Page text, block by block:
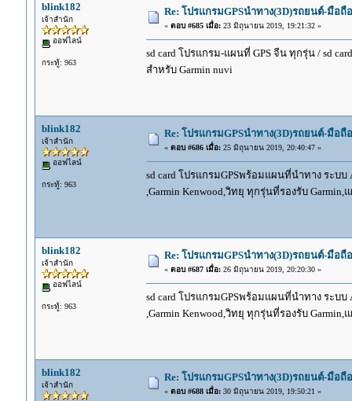
blink182
เจ้าสำนัก
ออฟไลน์
กระทู้: 963
Re: โปรแกรมGPSนำทาง(3D)รถยนต์-มือ
« ตอบ #685 เมื่อ:23 มิถุนายน 2019, 19:21:32 »
sd card โปรแกรม-แผนที่ GPS จีน ทุกรุ่น / sd
สำหรับ Garmin nuvi
blink182
เจ้าสำนัก
ออฟไลน์
กระทู้: 963
Re: โปรแกรมGPSนำทาง(3D)รถยนต์-มือ
« ตอบ #686 เมื่อ:25 มิถุนายน 2019, 20:40:47 »
sd card โปรแกรมGPSพร้อมแผนที่นำทาง ระบบ
,Garmin Kenwood,วิทยุ ทุกรุ่นที่รองรับ
blink182
เจ้าสำนัก
ออฟไลน์
กระทู้: 963
Re: โปรแกรมGPSนำทาง(3D)รถยนต์-มือ
« ตอบ #687 เมื่อ:26 มิถุนายน 2019, 20:20:30 »
sd card โปรแกรมGPSพร้อมแผนที่นำทาง ระบบ
,Garmin Kenwood,วิทยุ ทุกรุ่นที่รองรับ
blink182
เจ้าสำนัก
Re: โปรแกรมGPSนำทาง(3D)รถยนต์-มือ
« ตอบ #688 เมื่อ:30 มิถุนายน 2019, 19:50:21 »